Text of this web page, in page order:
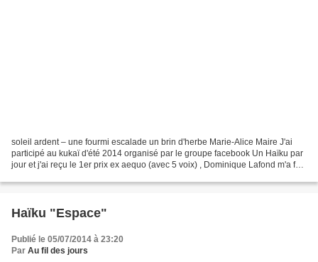
soleil ardent – une fourmi escalade un brin d'herbe Marie-Alice Maire J'ai
participé au kukaï d'été 2014 organisé par le groupe facebook Un Haïku par
jour et j'ai reçu le 1er prix ex aequo (avec 5 voix) , Dominique Lafond m'a fait
Haïku "Espace"
Publié le 05/07/2014 à 23:20
Par Au fil des jours